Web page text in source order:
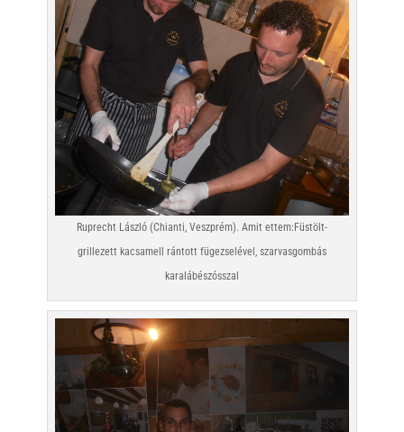
Ruprecht László (Chianti, Veszprém). Amit ettem:Füstölt-
grillezett kacsamell rántott fügezselével, szarvasgombás
karalábészósszal